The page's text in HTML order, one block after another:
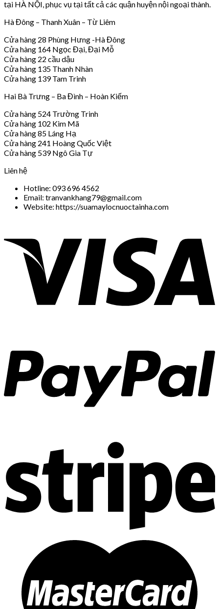
tại HÀ NỘI, phục vụ tại tất cả các quận huyện nội ngoại thành.
Hà Đông – Thanh Xuân – Từ Liêm
Cửa hàng 28 Phùng Hưng -Hà Đông
Cửa hàng 164 Ngọc Đại, Đại Mỗ
Cửa hàng 22 cầu dậu
Cửa hàng 135 Thanh Nhàn
Cửa hàng 139 Tam Trinh
Hai Bà Trưng – Ba Đình – Hoàn Kiếm
Cửa hàng 524 Trường Trinh
Cửa hàng 102 Kim Mã
Cửa hàng 85 Láng Hạ
Cửa hàng 241 Hoàng Quốc Việt
Cửa hàng 539 Ngô Gia Tự
Liên hệ
Hotline: 093 696 4562
Email: tranvankhang79@gmail.com
Website: https://suamaylocnuoctainha.com